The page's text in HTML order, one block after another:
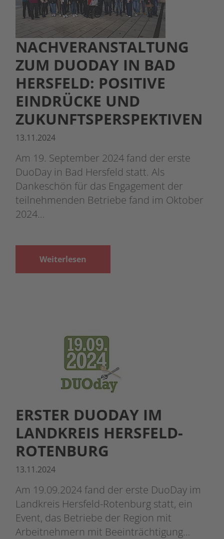
NACHVERANSTALTUNG
ZUM DUODAY IN BAD
HERSFELD: POSITIVE
EINDRÜCKE UND
ZUKUNFTSPERSPEKTIVEN
13.11.2024
Am 19. September 2024 fand der erste
DuoDay in Bad Hersfeld statt. Als
Dankeschön für das Engagement der
teilnehmenden Betriebe fand im Oktober
2024…
Weiterlesen
ERSTER DUODAY IM
LANDKREIS HERSFELD-
ROTENBURG
13.11.2024
Am 19.09.2024 fand der erste DuoDay im
Landkreis Hersfeld-Rotenburg statt, ein
Event, das Betriebe der Region mit
Arbeitnehmern mit Beeinträchtigung…